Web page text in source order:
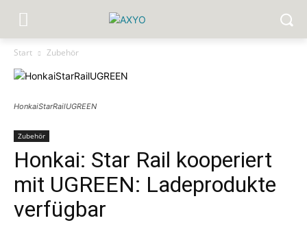
Start Zubehör
HonkaiStarRailUGREEN
Zubehör
Honkai: Star Rail kooperiert
mit UGREEN: Ladeprodukte
verfügbar